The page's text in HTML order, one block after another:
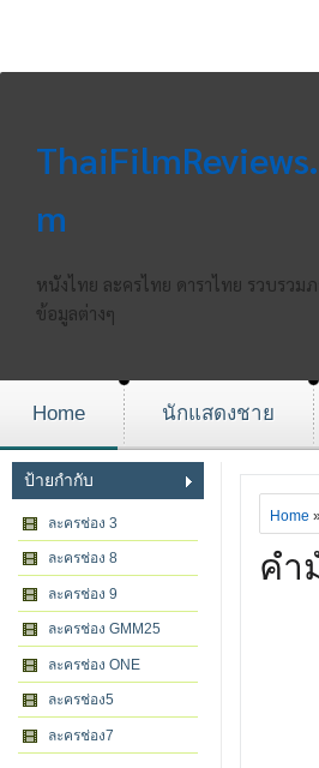
m
หนังไทย ละครไทย ดาราไทย รวบรวม
ข้อมูลต่างๆ
Home นักแสดงชาย
ป้ายกำกับ
ละครช่อง 3
ละครช่อง 8
ละครช่อง 9
ละครช่อง GMM25
ละครช่อง ONE
ละครช่อง5
ละครช่อง7
Home
คำ